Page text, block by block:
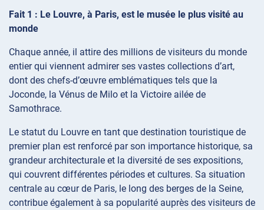
Fait 1 : Le Louvre, à Paris, est le musée le plus visité au
monde
Chaque année, il attire des millions de visiteurs du monde
entier qui viennent admirer ses vastes collections d’art,
dont des chefs-d’œuvre emblématiques tels que la
Joconde, la Vénus de Milo et la Victoire ailée de
Samothrace.
Le statut du Louvre en tant que destination touristique de
premier plan est renforcé par son importance historique, sa
grandeur architecturale et la diversité de ses expositions,
qui couvrent différentes périodes et cultures. Sa situation
centrale au cœur de Paris, le long des berges de la Seine,
contribue également à sa popularité auprès des visiteurs de